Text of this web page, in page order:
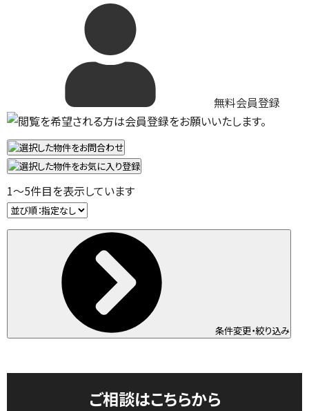
無料会員登録
1～5件目を表示しています
条件変更・絞り込み
ご相談はこちらから